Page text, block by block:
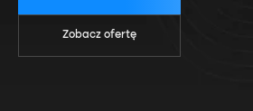
Zobacz ofertę